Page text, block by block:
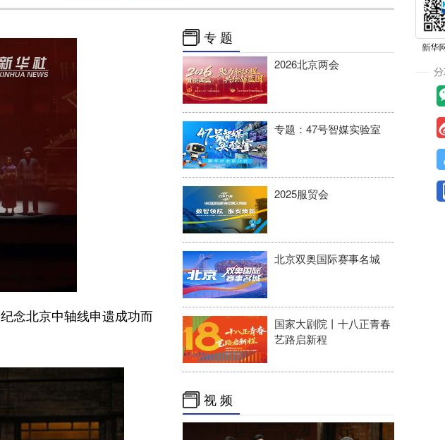
念北京中轴线申遗成功而
专 题
2026北京两会
专题：47号智媒实验室
2025服贸会
北京双奥国际赛事名城
国家大剧院丨十八正青春
艺路启新程
视 频